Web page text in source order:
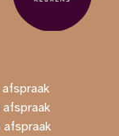
afspraak